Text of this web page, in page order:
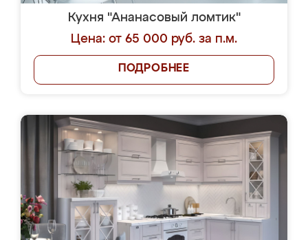
Кухня "Ананасовый ломтик"
Цена: от 65 000 руб. за п.м.
ПОДРОБНЕЕ